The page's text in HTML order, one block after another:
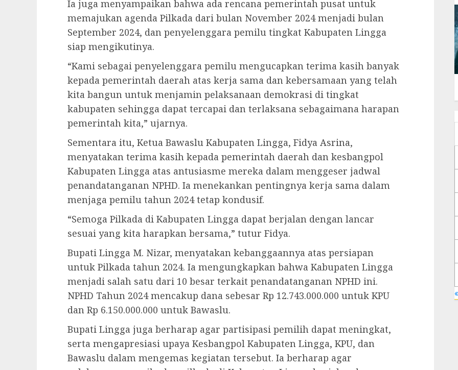
Ia juga menyampaikan bahwa ada rencana pemerintah pusat untuk
memajukan agenda Pilkada dari bulan November 2024 menjadi bulan
September 2024, dan penyelenggara pemilu tingkat Kabupaten Lingga
siap mengikutinya.
“Kami sebagai penyelenggara pemilu mengucapkan terima kasih banyak
kepada pemerintah daerah atas kerja sama dan kebersamaan yang telah
kita bangun untuk menjamin pelaksanaan demokrasi di tingkat
kabupaten sehingga dapat tercapai dan terlaksana sebagaimana harapan
pemerintah kita,” ujarnya.
Sementara itu, Ketua Bawaslu Kabupaten Lingga, Fidya Asrina,
menyatakan terima kasih kepada pemerintah daerah dan kesbangpol
Kabupaten Lingga atas antusiasme mereka dalam menggeser jadwal
penandatanganan NPHD. Ia menekankan pentingnya kerja sama dalam
menjaga pemilu tahun 2024 tetap kondusif.
“Semoga Pilkada di Kabupaten Lingga dapat berjalan dengan lancar
sesuai yang kita harapkan bersama,” tutur Fidya.
Bupati Lingga M. Nizar, menyatakan kebanggaannya atas persiapan
untuk Pilkada tahun 2024. Ia mengungkapkan bahwa Kabupaten Lingga
menjadi salah satu dari 10 besar terkait penandatanganan NPHD ini.
NPHD Tahun 2024 mencakup dana sebesar Rp 12.743.000.000 untuk KPU
dan Rp 6.150.000.000 untuk Bawaslu.
Bupati Lingga juga berharap agar partisipasi pemilih dapat meningkat,
serta mengapresiasi upaya Kesbangpol Kabupaten Lingga, KPU, dan
Bawaslu dalam mengemas kegiatan tersebut. Ia berharap agar